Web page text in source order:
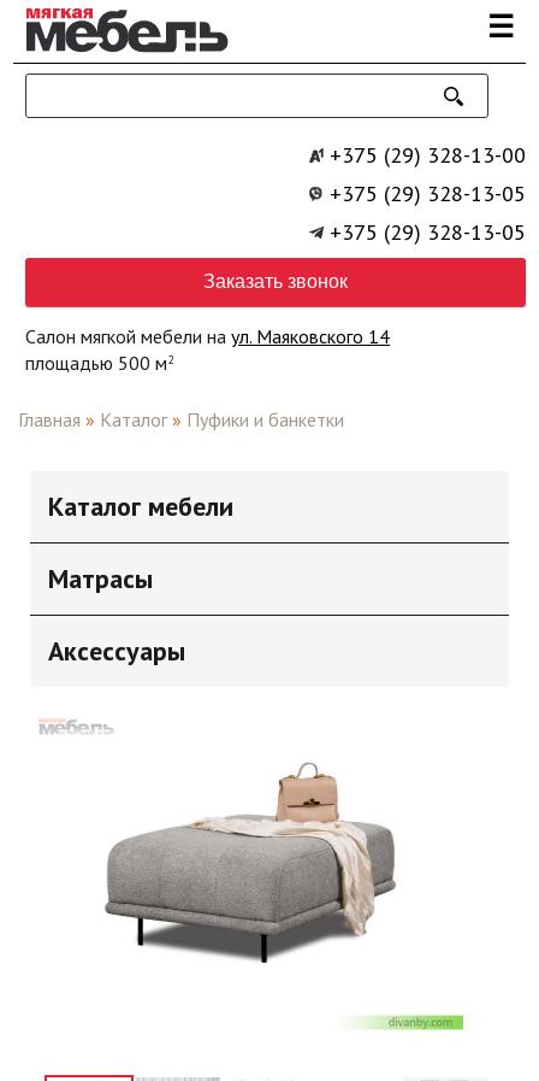
Перейти к основному содержанию ☰
+375 (29) 328-13-00
+375 (29) 328-13-05
+375 (29) 328-13-05
Заказать звонок
Салон мягкой мебели наул. Маяковского 14
площадью 500 м2
Главная » Каталог » Пуфики и банкетки
Каталог мебели
Матрасы
Аксессуары